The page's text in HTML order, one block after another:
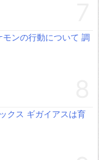
モンの行動について 調
クス ギガイアスは育